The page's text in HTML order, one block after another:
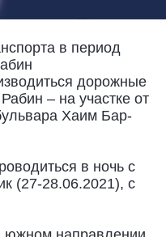
в период
дорожные
– на участке от
Хаим Бар-
в ночь с
(27-28.06.2021), с